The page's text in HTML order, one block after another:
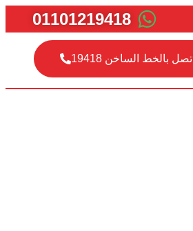
01101219418
اتصل بالخط الساخن 19418